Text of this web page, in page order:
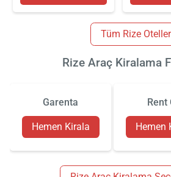
Tüm Rize
Rize Araç Kiralama
Garenta
Hemen Kirala
Rent
Hemen